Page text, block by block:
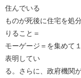
住んでいる
ものが死後に住宅を処
りること＝
モーゲージ＝を集めて
表明してい
る。さらに、政府機関